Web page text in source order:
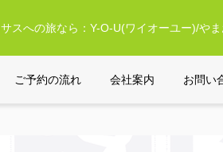
スへの旅なら：Y-O-U(ワイオーユー)/や
ご予約の流れ 会社案内 お問い
シュー